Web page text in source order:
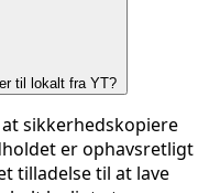
til lokalt fra YT?
sikkerhedskopiere
er ophavsretligt
tilladelse til at lave